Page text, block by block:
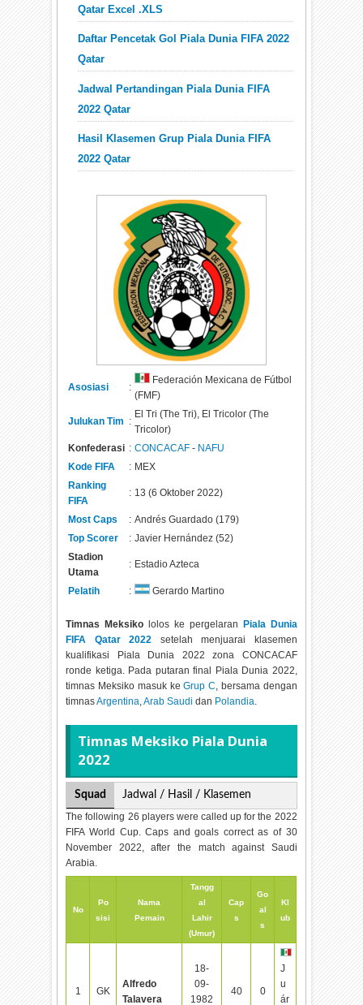
Qatar Excel .XLS
Daftar Pencetak Gol Piala Dunia FIFA 2022
Qatar
Jadwal Pertandingan Piala Dunia FIFA
2022 Qatar
Hasil Klasemen Grup Piala Dunia FIFA
2022 Qatar
Asosiasi :
Federación Mexicana de Fútbol
(FMF)
Julukan Tim :
El Tri (The Tri), El Tricolor (The
Tricolor)
Konfederasi : CONCACAF - NAFU
Kode FIFA
: MEX
Ranking
FIFA
: 13 (6 Oktober 2022)
Most Caps : Andrés Guardado (179)
Top Scorer
: Javier Hernández (52)
Stadion
Utama
: Estadio Azteca
Pelatih : Gerardo Martino
Timnas Meksiko lolos ke pergelaran
Piala Dunia
FIFA Qatar 2022 setelah menjuarai klasemen
kualifikasi Piala Dunia 2022 zona CONCACAF
ronde ketiga. Pada putaran final Piala Dunia 2022,
timnas Meksiko masuk keGrup C, bersama dengan
timnasArgentina,Arab Saudi dan Polandia.
Timnas Meksiko Piala Dunia
2022
Squad
Jadwal / Hasil / Klasemen
The following 26 players were called up for the 2022
FIFA World Cup. Caps and goals correct as of 30
November 2022, after the match against Saudi
Arabia.
No
Po
sisi
Nama
Pemain
Tangg
al
Lahir
(Umur)
Cap
s
Go
al
s
Kl
ub
1 GK
Alfredo
Talavera
18-
09-
1982
40 0
J
u
ár